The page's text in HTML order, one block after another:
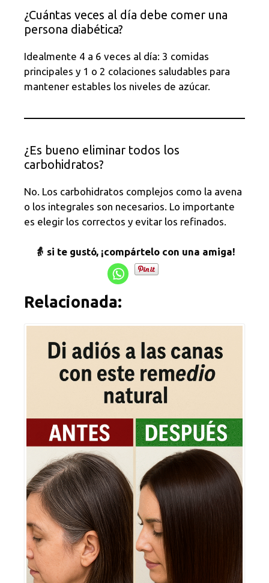
¿Cuántas veces al día debe comer una
persona diabética?
Idealmente 4 a 6 veces al día: 3 comidas
principales y 1 o 2 colaciones saludables para
mantener estables los niveles de azúcar.
¿Es bueno eliminar todos los
carbohidratos?
No. Los carbohidratos complejos como la avena
o los integrales son necesarios. Lo importante
es elegir los correctos y evitar los refinados.
👵 si te gustó, ¡compártelo con una amiga!
Relacionada: